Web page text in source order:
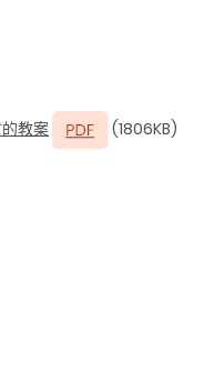
教案
(1806KB)